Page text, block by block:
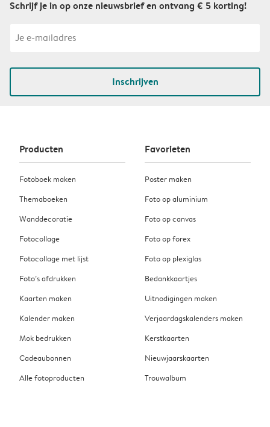
Schrijf je in op onze nieuwsbrief en ontvang € 5 korting!
Inschrijven
Producten
Fotoboek maken
Themaboeken
Wanddecoratie
Fotocollage
Fotocollage met lijst
Foto’s afdrukken
Kaarten maken
Kalender maken
Mok bedrukken
Cadeaubonnen
Alle fotoproducten
Favorieten
Poster maken
Foto op aluminium
Foto op canvas
Foto op forex
Foto op plexiglas
Bedankkaartjes
Uitnodigingen maken
Verjaardagskalenders maken
Kerstkaarten
Nieuwjaarskaarten
Trouwalbum